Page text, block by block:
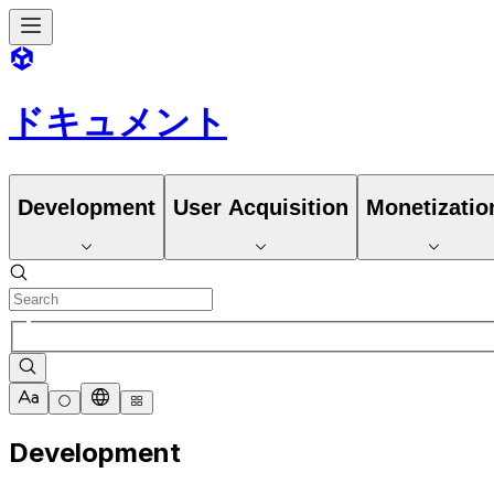
ドキュメント
Development User Acquisition
Development